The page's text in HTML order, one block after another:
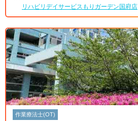
リハビリデイサービスもりガーデン国府店
作業療法士(OT)